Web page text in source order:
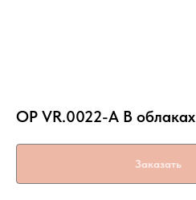
OP VR.0022-A В облаках
Заказать